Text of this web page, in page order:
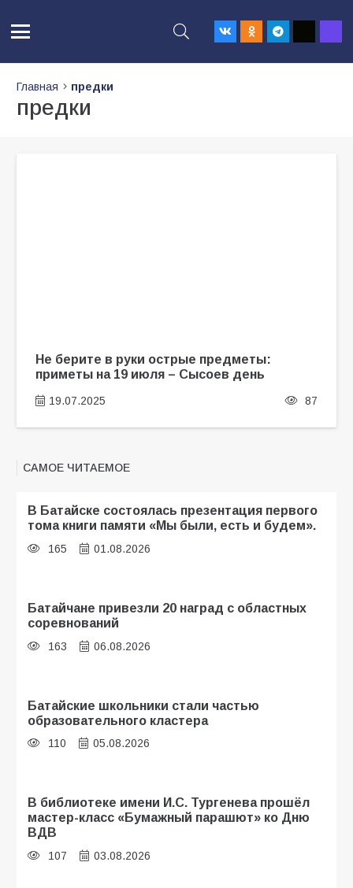
Главная предки
предки
Не берите в руки острые предметы:
приметы на 19 июля – Сысоев день
19.07.2025 87
САМОЕ ЧИТАЕМОЕ
В Батайске состоялась презентация первого
тома книги памяти «Мы были, есть и будем».
165 01.08.2026
Батайчане привезли 20 наград с областных
соревнований
163 06.08.2026
Батайские школьники стали частью
образовательного кластера
110 05.08.2026
В библиотеке имени И.С. Тургенева прошёл
мастер-класс «Бумажный парашют» ко Дню
ВДВ
107 03.08.2026